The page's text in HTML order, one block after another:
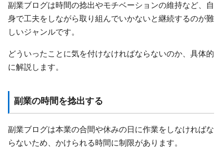
副業ブログは時間の捻出やモチベーションの維持など、自
身で工夫をしながら取り組んでいかないと継続するのが難
しいジャンルです。
どういったことに気を付けなければならないのか、具体的
に解説します。
副業の時間を捻出する
副業ブログは本業の合間や休みの日に作業をしなければな
らないため、かけられる時間に制限があります。